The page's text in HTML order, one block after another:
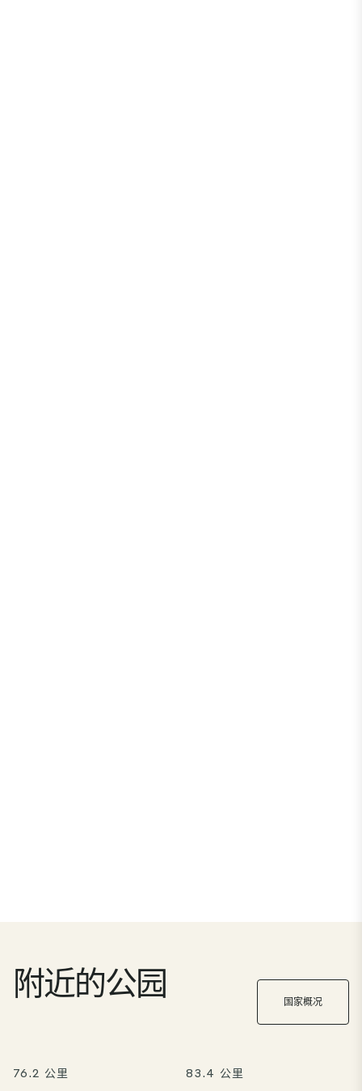
附近的公园 国家概况
76.2 公里 83.4 公里